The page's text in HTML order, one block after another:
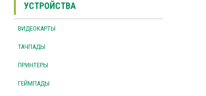
УСТРОЙСТВА
ВИДЕОКАРТЫ
ТАЧПАДЫ
ПРИНТЕРЫ
ГЕЙМПАДЫ